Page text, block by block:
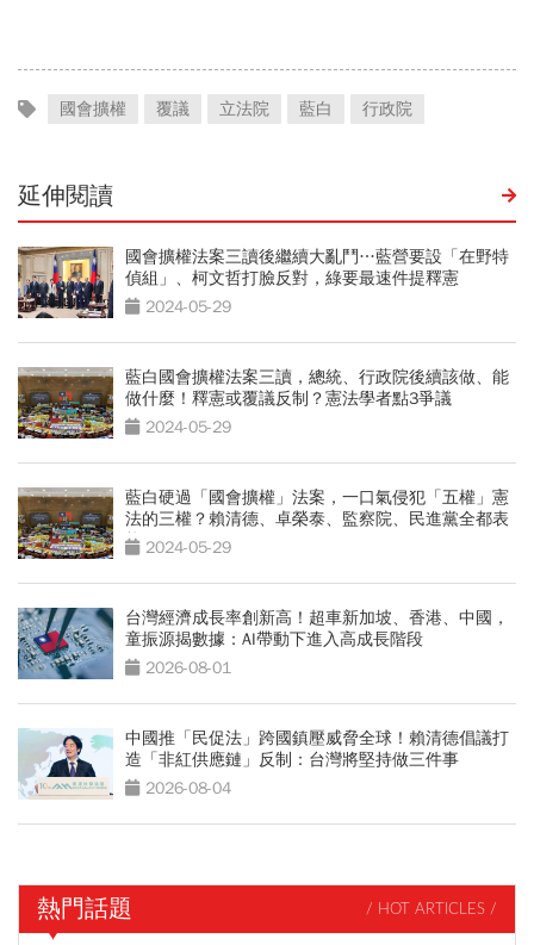
國會擴權 覆議 立法院 藍白 行政院
延伸閱讀
國會擴權法案三讀後繼續大亂鬥…藍營要設「在野特
偵組」、柯文哲打臉反對，綠要最速件提釋憲
2024-05-29
藍白國會擴權法案三讀，總統、行政院後續該做、能
做什麼！釋憲或覆議反制？憲法學者點3爭議
2024-05-29
藍白硬過「國會擴權」法案，一口氣侵犯「五權」憲
法的三權？賴清德、卓榮泰、監察院、民進黨全都表
態了2024-05-29
台灣經濟成長率創新高！超車新加坡、香港、中國，
童振源揭數據：AI帶動下進入高成長階段
2026-08-01
中國推「民促法」跨國鎮壓威脅全球！賴清德倡議打
造「非紅供應鏈」反制：台灣將堅持做三件事
2026-08-04
熱門話題 / HOT ARTICLES /